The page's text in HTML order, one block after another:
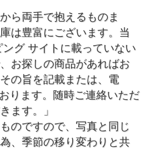
ら両手で抱えるものま
は豊富にございます。当
グ サイトに載っていない
お探しの商品があればお
の旨を記載または、電
ります。随時ご連絡いただ
ます。」
のですので、写真と同じ
、季節の移り変わりと共